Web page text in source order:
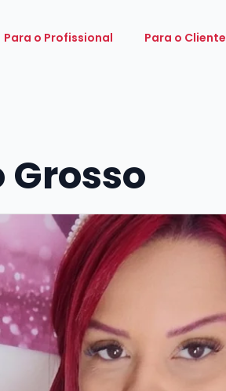
Para o Profissional Para o Cliente